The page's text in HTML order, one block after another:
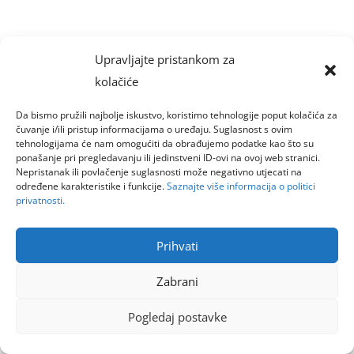
Upravljajte pristankom za
kolačiće
Da bismo pružili najbolje iskustvo, koristimo tehnologije poput kolačića za
čuvanje i/ili pristup informacijama o uređaju. Suglasnost s ovim
tehnologijama će nam omogućiti da obrađujemo podatke kao što su
ponašanje pri pregledavanju ili jedinstveni ID-ovi na ovoj web stranici.
Nepristanak ili povlačenje suglasnosti može negativno utjecati na
određene karakteristike i funkcije.Saznajte više informacija o politici
privatnosti.
Prihvati
Zabrani
Pogledaj postavke